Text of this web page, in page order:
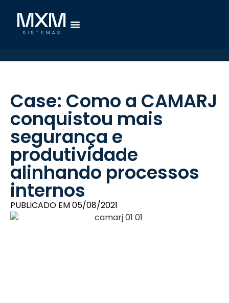
Case: Como a CAMARJ
conquistou mais
segurança e
produtividade
alinhando processos
internos
PUBLICADO EM05/08/2021